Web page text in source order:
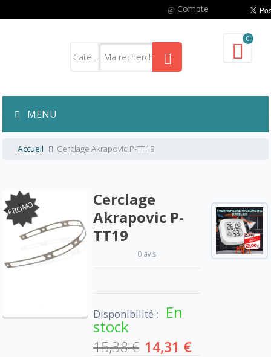
Compte
0
MENU
Accueil Cerclage Akrapovic P-TT19
PROMO
Cerclage
Akrapovic P-
TT19
0 avis
Disponibilité : En
stock
15,38 € 14,31 €